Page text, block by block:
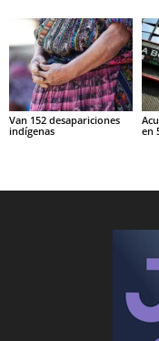
Van 152 desapariciones
indígenas
en